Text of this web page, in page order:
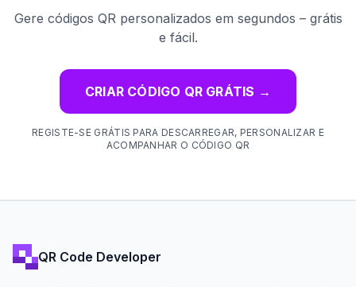
Gere códigos QR personalizados em segundos – grátis
e fácil.
CRIAR CÓDIGO QR GRÁTIS →
REGISTE-SE GRÁTIS PARA DESCARREGAR, PERSONALIZAR E
ACOMPANHAR O CÓDIGO QR
QR Code Developer